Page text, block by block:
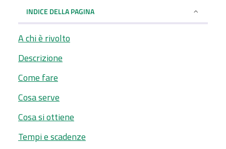
INDICE DELLA PAGINA
A chi è rivolto
Descrizione
Come fare
Cosa serve
Cosa si ottiene
Tempi e scadenze